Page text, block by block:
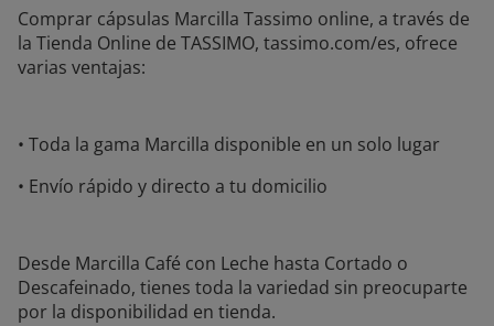
Comprar cápsulas Marcilla Tassimo online, a través de
la Tienda Online de TASSIMO, tassimo.com/es, ofrece
varias ventajas:
• Toda la gama Marcilla disponible en un solo lugar
• Envío rápido y directo a tu domicilio
Desde Marcilla Café con Leche hasta Cortado o
Descafeinado, tienes toda la variedad sin preocuparte
por la disponibilidad en tienda.